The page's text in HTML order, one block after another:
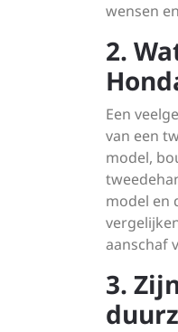
wensen
2.
Een
van een
model,
model en
aanschaf
3.